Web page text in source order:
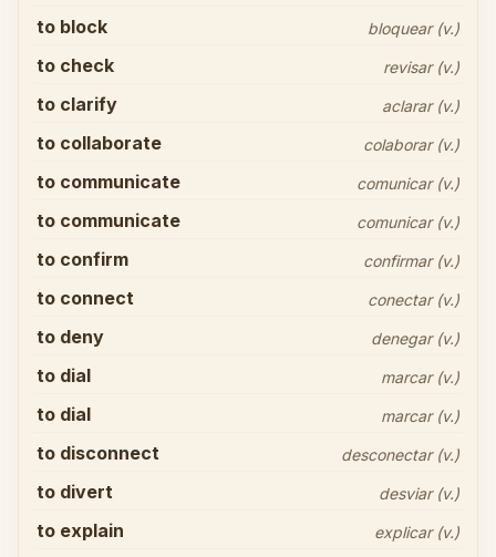
to block bloquear (v.)
to check revisar (v.)
to clarify aclarar (v.)
to collaborate colaborar (v.)
to communicate comunicar (v.)
to communicate comunicar (v.)
to confirm confirmar (v.)
to connect conectar (v.)
to deny denegar (v.)
to dial marcar (v.)
to dial marcar (v.)
to disconnect desconectar (v.)
to divert desviar (v.)
to explain explicar (v.)